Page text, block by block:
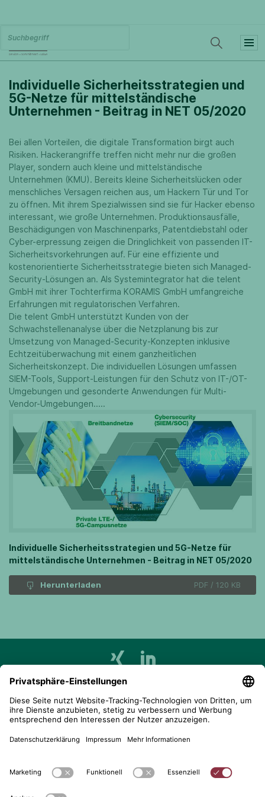
Individuelle Sicherheitsstrategien und
5G-Netze für mittelständische
Unternehmen - Beitrag in NET 05/2020
Bei allen Vorteilen, die digitale Transformation birgt auch
Risiken. Hackerangriffe treffen nicht mehr nur die großen
Player, sondern auch kleine und mittelständische
Unternehmen (KMU). Bereits kleine Sicherheitslücken oder
menschliches Versagen reichen aus, um Hackern Tür und Tor
zu öffnen. Mit ihrem Spezialwissen sind sie für Hacker ebenso
interessant, wie große Unternehmen. Produktionsausfälle,
Beschädigungen von Maschinenparks, Patentdiebstahl oder
Cyber-erpressung zeigen die Dringlichkeit von passenden IT-
Sicherheitsvorkehrungen auf. Für eine effiziente und
kostenorientierte Sicherheitsstrategie bieten sich Managed-
Security-Lösungen an. Als Systemintegrator hat die telent
GmbH mit ihrer Tochterfirma KORAMIS GmbH umfangreiche
Erfahrungen mit regulatorischen Verfahren.
Die telent GmbH unterstützt Kunden von der
Schwachstellenanalyse über die Netzplanung bis zur
Umsetzung von Managed-Security-Konzepten inklusive
Echtzeitüberwachung mit einem ganzheitlichen
Sicherheitskonzept. Die individuellen Lösungen umfassen
SIEM-Tools, Support-Leistungen für den Schutz von IT-/OT-
Umgebungen und gesonderte Anwendungen für Multi-
Vendor-Umgebungen.....
Individuelle Sicherheitsstrategien und 5G-Netze für
mittelständische Unternehmen - Beitrag in NET 05/2020
Herunterladen PDF / 120 KB
telent GmbH
Gerberstraße 34, 71522 Backnang
+49 (0) 7191 900 - 2202